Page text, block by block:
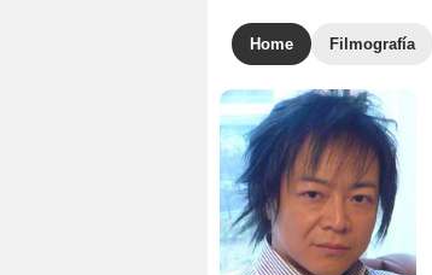
Home Filmografía